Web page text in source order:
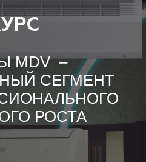
MDV –
СЕГМЕНТ
РОСТА